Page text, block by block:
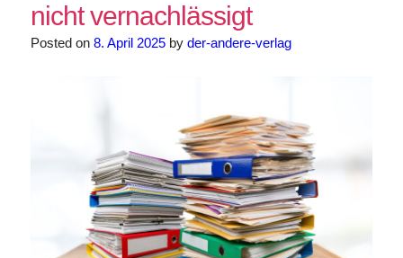
nicht vernachlässigt
Posted on 8. April 2025by der-andere-verlag